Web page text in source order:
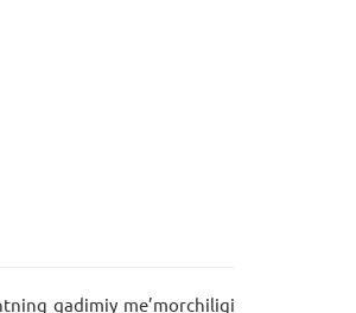
qadimiy me’morchiligi